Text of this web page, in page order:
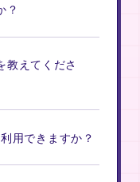
？
教えてくださ
用できますか？